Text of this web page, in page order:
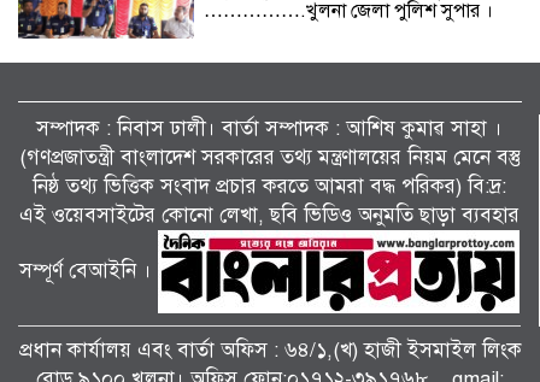
…………….খুলনা জেলা পুলিশ সুপার ।
জুলাই গণঅভ্যুত্থানের দ্বিতীয় বর্ষপূর্তি উপলক্ষে
শ্যামনগরে জামায়াতের গণমিছিল ও বিক্ষোভ
সমাবেশ।
পাটকেলঘাটায় বিশেষ অভিযানে ৪ পিস
ইয়াবাসহ মাদক মামলার আসামি গ্রেপ্তার।
সম্পাদক : নিবাস ঢালী। বার্তা সম্পাদক : আশিষ কুমাৱ সাহা ।
(গণপ্রজাতন্ত্রী বাংলাদেশ সরকারের তথ্য মন্ত্রণালয়ের নিয়ম মেনে বস্তু
নিষ্ঠ তথ্য ভিত্তিক সংবাদ প্রচার করতে আমরা বদ্ধ পরিকর) বি:দ্র:
এই ওয়েবসাইটের কোনো লেখা, ছবি ভিডিও অনুমতি ছাড়া ব্যবহার
সম্পূর্ণ বেআইনি ।
প্রধান কার্যালয় এবং বার্তা অফিস : ৬৪/১,(খ) হাজী ইসমাইল লিংক